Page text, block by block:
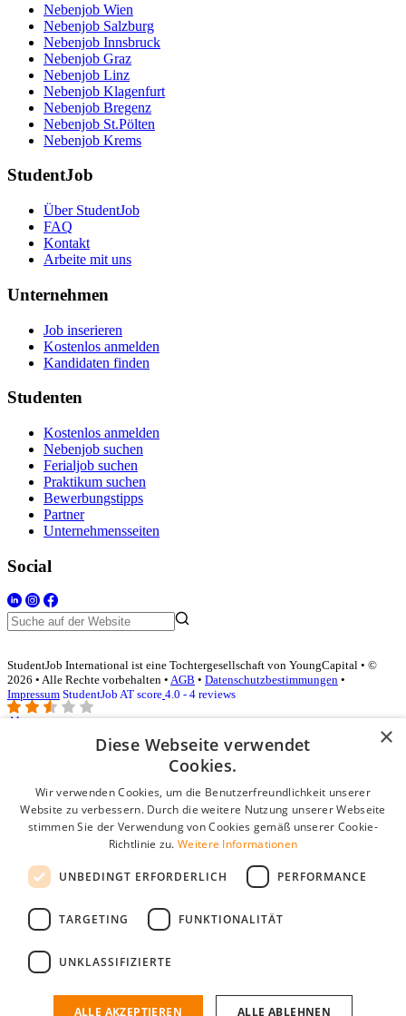
Nebenjob Wien
Nebenjob Salzburg
Nebenjob Innsbruck
Nebenjob Graz
Nebenjob Linz
Nebenjob Klagenfurt
Nebenjob Bregenz
Nebenjob St.Pölten
Nebenjob Krems
StudentJob
Über StudentJob
FAQ
Kontakt
Arbeite mit uns
Unternehmen
Job inserieren
Kostenlos anmelden
Kandidaten finden
Studenten
Kostenlos anmelden
Nebenjob suchen
Ferialjob suchen
Praktikum suchen
Bewerbungstipps
Partner
Unternehmensseiten
Social
StudentJob International ist eine Tochtergesellschaft von YoungCapital • ©
2026 • Alle Rechte vorbehalten • AGB • Datenschutzbestimmungen •
Impressum StudentJob AT score 4.0 - 4 reviews
Login für Unternehmen
E-Mail*
Passwort
Angemeldet bleiben
Passwort vergessen?
Kostenloses Unternehmensprofil
Wenn Sie sich registriert haben, können Sie ein Unternehmensprofil
passenden Mitarbeiter zu finden.
×
Diese Webseite verwendet
Cookies.
Wir verwenden Cookies, um die Benutzerfreundlichkeit unserer
Website zu verbessern. Durch die weitere Nutzung unserer Webseite
stimmen Sie der Verwendung von Cookies gemäß unserer Cookie-
Richtlinie zu. Weitere Informationen
UNBEDINGT ERFORDERLICH PERFORMANCE
TARGETING FUNKTIONALITÄT
UNKLASSIFIZIERTE
ALLE AKZEPTIEREN ALLE ABLEHNEN